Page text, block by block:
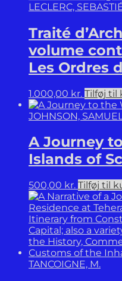
LECLERC,
Traité
volume
Les Ordres
1.000,00 kr. Tilføj til
JOHNSON, SAMUEL
A Journey
Islands of
500,00 kr. Tilføj til
TANCOIGNE, M.